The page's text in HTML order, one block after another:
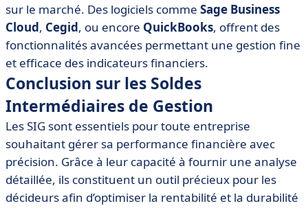
sur le marché. Des logiciels comme Sage Business
Cloud, Cegid, ou encore QuickBooks, offrent des
fonctionnalités avancées permettant une gestion fine
et efficace des indicateurs financiers.
Conclusion sur les Soldes
Intermédiaires de Gestion
Les SIG sont essentiels pour toute entreprise
souhaitant gérer sa performance financière avec
précision. Grâce à leur capacité à fournir une analyse
détaillée, ils constituent un outil précieux pour les
décideurs afin d’optimiser la rentabilité et la durabilité